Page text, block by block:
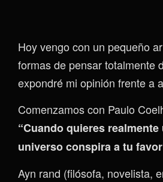
Hoy vengo con un pequeño
formas de pensar totalmente
expondré mi opinión frente a
Comenzamos con Paulo
“Cuando quieres
universo conspira a tu
Ayn rand (filósofa, novelista,